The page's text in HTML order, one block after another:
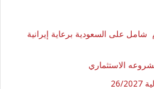
شامل على السعودية برعاية إيرانية
الاستثماري